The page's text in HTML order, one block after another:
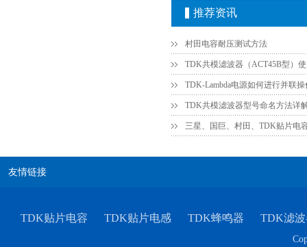
推荐资讯
村田电容耐压测试方法
TDK共模滤波器（ACT45B型）
TDK共模滤波器型号命名方法详
三星、国巨、村田、TDK贴片电
友情链接
TDK贴片电容 TDK贴片电感 TDK蜂鸣器 TDK滤